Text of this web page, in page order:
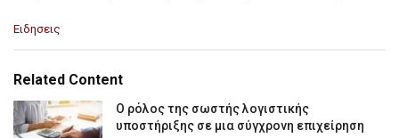
C
e
o
r
Ειδησεις
Related Content
Ο ρόλος της σωστής λογιστικής
υποστήριξης σε μια σύγχρονη επιχείρηση